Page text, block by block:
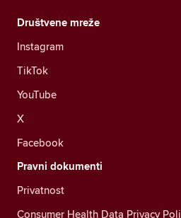
Društvene mreže
Instagram
TikTok
YouTube
X
Facebook
Pravni dokumenti
Privatnost
Consumer Health Data Privacy